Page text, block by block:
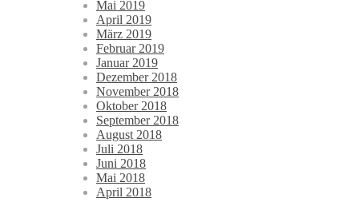
Mai 2019
April 2019
März 2019
Februar 2019
Januar 2019
Dezember 2018
November 2018
Oktober 2018
September 2018
August 2018
Juli 2018
Juni 2018
Mai 2018
April 2018